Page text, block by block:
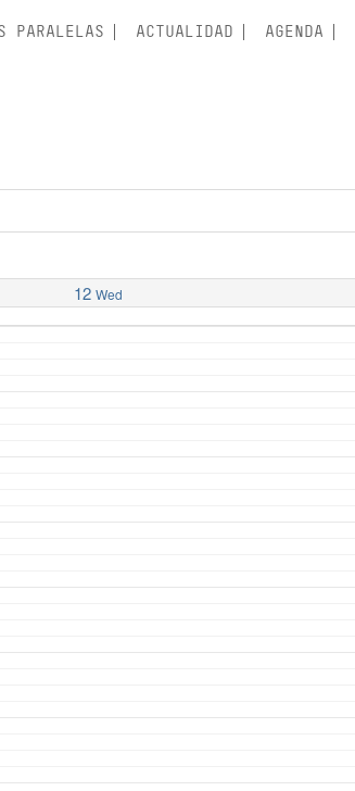
PARALELAS ACTUALIDAD AGENDA
12 Wed